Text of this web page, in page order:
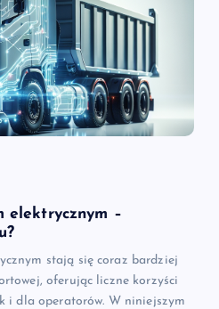
elektrycznym –
stają się coraz bardziej
oferując liczne korzyści
i dla operatorów. W niniejszym